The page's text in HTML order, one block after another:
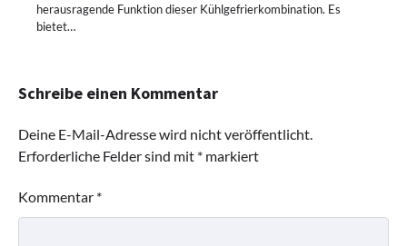
herausragende Funktion dieser Kühlgefrierkombination. Es
bietet…
Schreibe einen Kommentar
Deine E-Mail-Adresse wird nicht veröffentlicht.
Erforderliche Felder sind mit * markiert
Kommentar *